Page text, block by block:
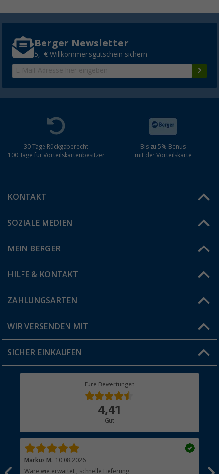
Berger Newsletter
5,- € Willkommensgutschein sichern
30 Tage Rückgaberecht
100 Tage für Vorteilskartenbesitzer
Bis zu 5% Bonus
mit der Vorteilskarte
KONTAKT
Du hast eine Frage?
Filiale finden
SOZIALE MEDIEN
MEIN BERGER
Vorteilskarte
Blog
Jobs & Karriere
HILFE & KONTAKT
FAQ & Kontakt
Versandinformationen
Rücksendung
ZAHLUNGSARTEN
WIR VERSENDEN MIT
SICHER EINKAUFEN
Eure Bewertungen
4,41
Gut
Markus M. 10.08.2026
Ware wie erwartet , schnelle Lieferung